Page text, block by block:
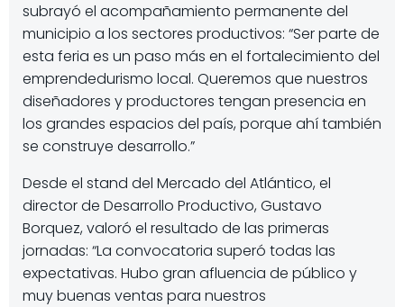
subrayó el acompañamiento permanente del
municipio a los sectores productivos: “Ser parte de
esta feria es un paso más en el fortalecimiento del
emprendedurismo local. Queremos que nuestros
diseñadores y productores tengan presencia en
los grandes espacios del país, porque ahí también
se construye desarrollo.”
Desde el stand del Mercado del Atlántico, el
director de Desarrollo Productivo, Gustavo
Borquez, valoró el resultado de las primeras
jornadas: “La convocatoria superó todas las
expectativas. Hubo gran afluencia de público y
muy buenas ventas para nuestros